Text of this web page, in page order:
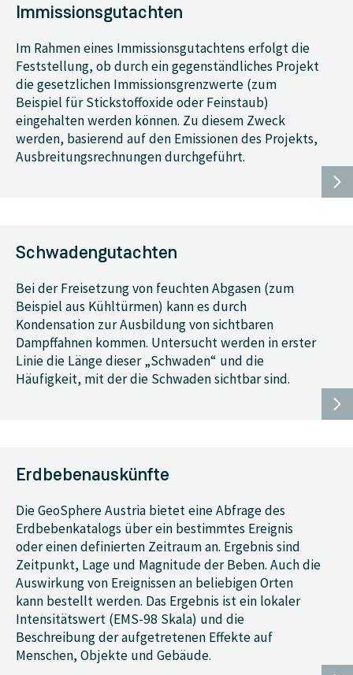
Immissionsgutachten
Im Rahmen eines Immissionsgutachtens erfolgt die
Feststellung, ob durch ein gegenständliches Projekt
die gesetzlichen Immissionsgrenzwerte (zum
Beispiel für Stickstoffoxide oder Feinstaub)
eingehalten werden können. Zu diesem Zweck
werden, basierend auf den Emissionen des Projekts,
Ausbreitungsrechnungen durchgeführt.
Schwadengutachten
Bei der Freisetzung von feuchten Abgasen (zum
Beispiel aus Kühltürmen) kann es durch
Kondensation zur Ausbildung von sichtbaren
Dampffahnen kommen. Untersucht werden in erster
Linie die Länge dieser „Schwaden“ und die
Häufigkeit, mit der die Schwaden sichtbar sind.
Erdbebenauskünfte
Die GeoSphere Austria bietet eine Abfrage des
Erdbebenkatalogs über ein bestimmtes Ereignis
oder einen definierten Zeitraum an. Ergebnis sind
Zeitpunkt, Lage und Magnitude der Beben. Auch die
Auswirkung von Ereignissen an beliebigen Orten
kann bestellt werden. Das Ergebnis ist ein lokaler
Intensitätswert (EMS-98 Skala) und die
Beschreibung der aufgetretenen Effekte auf
Menschen, Objekte und Gebäude.